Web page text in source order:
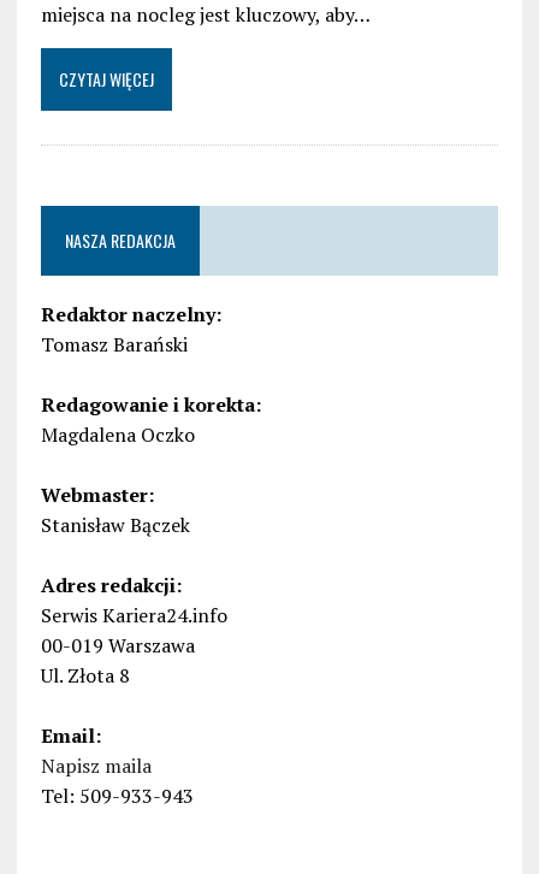
miejsca na nocleg jest kluczowy, aby…
CZYTAJ WIĘCEJ
NASZA REDAKCJA
Redaktor naczelny:
Tomasz Barański
Redagowanie i korekta:
Magdalena Oczko
Webmaster:
Stanisław Bączek
Adres redakcji:
Serwis Kariera24.info
00-019 Warszawa
Ul. Złota 8
Email:
Napisz maila
Tel: 509-933-943